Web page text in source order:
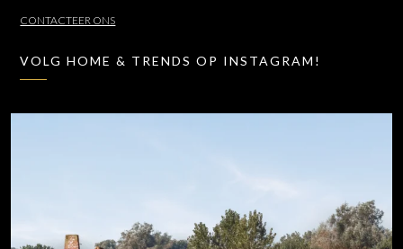
CONTACTEER ONS
VOLG HOME & TRENDS OP INSTAGRAM!